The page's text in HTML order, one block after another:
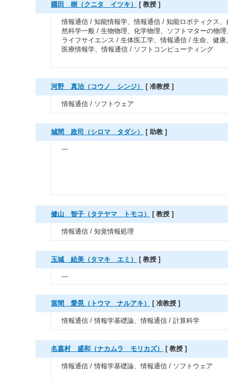
國田 樹（クニタ イツキ） [ 教授 ]
情報通信 / 知能情報学、情報通信 / 知能ロボティクス、
然科学一般 / 生物物理、化学物理、ソフトマターの物理
ライフサイエンス / 生体医工学、情報通信 / 生命、健康
医療情報学、情報通信 / ソフトコンピューティング
河野 真治（コウノ シンジ） [ 准教授 ]
情報通信 / ソフトウェア
城間 政司（シロマ タダシ） [ 助教 ]
---
健山 智子（タテヤマ トモコ） [ 教授 ]
情報通信 / 知覚情報処理
玉城 絵美（タマキ エミ） [ 教授 ]
---
當間 愛晃（トウマ ナルアキ） [ 准教授 ]
情報通信 / 情報学基礎論、情報通信 / 計算科学
名嘉村 盛和（ナカムラ モリカズ） [ 教授 ]
情報通信 / 情報学基礎論、情報通信 / ソフトウェア